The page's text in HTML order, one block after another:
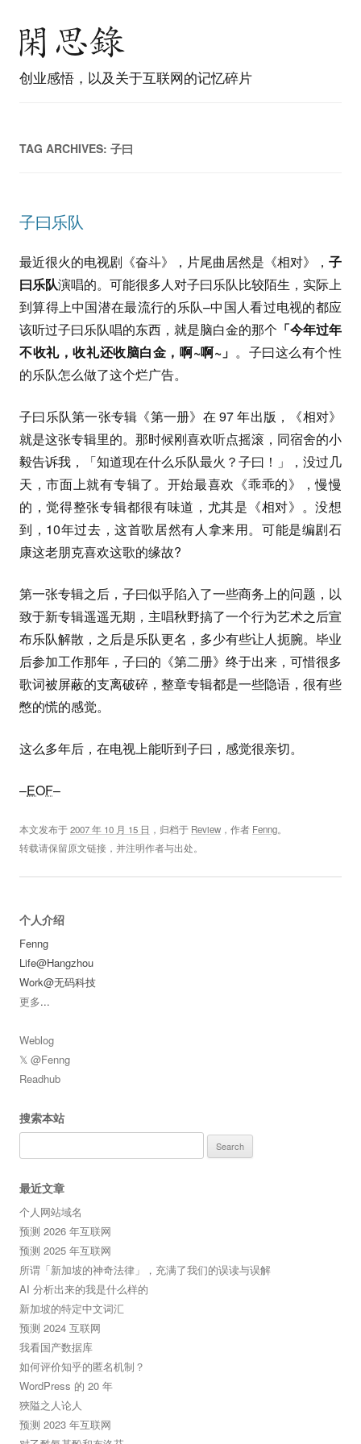
创业感悟，以及关于互联网的记忆碎片
TAG ARCHIVES: 子曰
子曰乐队
最近很火的电视剧《奋斗》，片尾曲居然是《相对》， 子
曰乐队演唱的。可能很多人对子曰乐队比较陌生，实际上
到算得上中国潜在最流行的乐队–中国人看过电视的都应
该听过子曰乐队唱的东西，就是脑白金的那个 「今年过年
不收礼，收礼还收脑白金，啊~啊~」 。子曰这么有个性
的乐队怎么做了这个烂广告。
子曰乐队第一张专辑《第一册》在 97 年出版，《相对》
就是这张专辑里的。那时候刚喜欢听点摇滚，同宿舍的小
毅告诉我，「知道现在什么乐队最火？子曰！」，没过几
天，市面上就有专辑了。开始最喜欢《乖乖的》，慢慢
的，觉得整张专辑都很有味道，尤其是《相对》。没想
到，10年过去，这首歌居然有人拿来用。可能是编剧石
康这老朋克喜欢这歌的缘故?
第一张专辑之后，子曰似乎陷入了一些商务上的问题，以
致于新专辑遥遥无期，主唱秋野搞了一个行为艺术之后宣
布乐队解散，之后是乐队更名，多少有些让人扼腕。毕业
后参加工作那年，子曰的《第二册》终于出来，可惜很多
歌词被屏蔽的支离破碎，整章专辑都是一些隐语，很有些
憋的慌的感觉。
这么多年后，在电视上能听到子曰，感觉很亲切。
–EOF–
本文发布于2007 年 10 月 15 日 ，归档于 Review ，作者 Fenng。
转载请保留原文链接，并注明作者与出处。
个人介绍
Fenng
Life@Hangzhou
Work@无码科技
更多...
Weblog
𝕏 @Fenng
Readhub
搜索本站
for:
最近文章
个人网站域名
预测 2026 年互联网
预测 2025 年互联网
所谓「新加坡的神奇法律」，充满了我们的误读与误解
AI 分析出来的我是什么样的
新加坡的特定中文词汇
预测 2024 互联网
我看国产数据库
如何评价知乎的匿名机制？
WordPress 的 20 年
狹隘之人论人
预测 2023 年互联网